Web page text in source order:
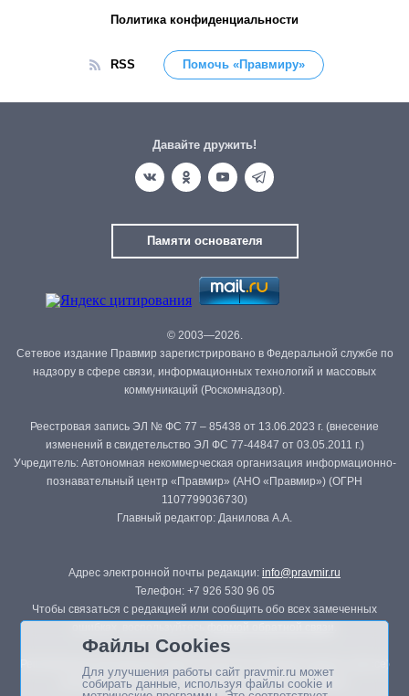
Политика конфиденциальности
RSS Помочь «Правмиру»
Давайте дружить!
Памяти основателя
© 2003—2026.
Сетевое издание Правмир зарегистрировано в Федеральной службе по
надзору в сфере связи, информационных технологий и массовых
коммуникаций (Роскомнадзор).
Реестровая запись ЭЛ № ФС 77 – 85438 от 13.06.2023 г. (внесение
изменений в свидетельство ЭЛ ФС 77-44847 от 03.05.2011 г.)
Учредитель: Автономная некоммерческая организация информационно-
познавательный центр «Правмир» (АНО «Правмир») (ОГРН
1107799036730)
Главный редактор: Данилова А.А.
Адрес электронной почты редакции: info@pravmir.ru
Телефон: +7 926 530 96 05
Чтобы связаться с редакцией или сообщить обо всех замеченных
Републикация материалов сайта в печатных изданиях (книгах, прессе)
возможна только с письменного разрешения редакции.
Файлы Cookies
Для улучшения работы сайт pravmir.ru может
собирать данные, используя файлы cookie и